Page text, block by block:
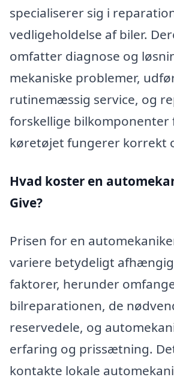
specialiserer sig i
vedligeholdelse af biler.
omfatter diagnose og
mekaniske problemer,
rutinemæssig service, og
forskellige bilkomponenter
køretøjet fungerer korrekt
Hvad koster en
Give?
Prisen for en
variere betydeligt
faktorer, herunder
bilreparationen, de
reservedele, og
erfaring og prissætning.
kontakte lokale